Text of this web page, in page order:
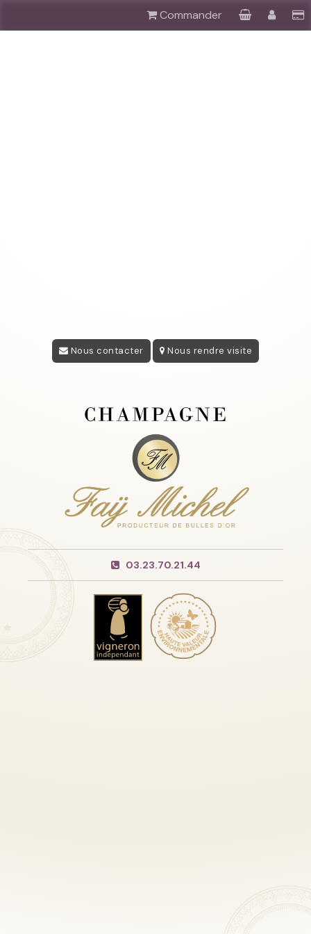
Commander
Nous contacter Nous rendre visite
03.23.70.21.44